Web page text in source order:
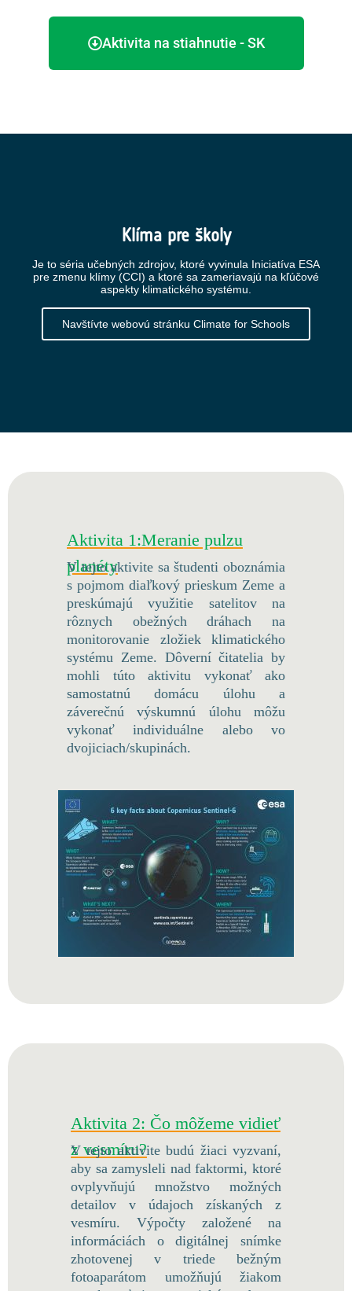
Aktivita na stiahnutie - SK
Klíma pre školy
Je to séria učebných zdrojov, ktoré vyvinula Iniciatíva ESA
pre zmenu klímy (CCI) a ktoré sa zameriavajú na kľúčové
aspekty klimatického systému.
Navštívte webovú stránku Climate for Schools
Aktivita 1:Meranie pulzu
planéty
V tejto aktivite sa študenti oboznámia
s pojmom diaľkový prieskum Zeme a
preskúmajú využitie satelitov na
rôznych obežných dráhach na
monitorovanie zložiek klimatického
systému Zeme. Dôverní čitatelia by
mohli túto aktivitu vykonať ako
samostatnú domácu úlohu a
záverečnú výskumnú úlohu môžu
vykonať individuálne alebo vo
dvojiciach/skupinách.
Aktivita 2: Čo môžeme vidieť
z vesmíru?
V tejto aktivite budú žiaci vyzvaní,
aby sa zamysleli nad faktormi, ktoré
ovplyvňujú množstvo možných
detailov v údajoch získaných z
vesmíru. Výpočty založené na
informáciách o digitálnej snímke
zhotovenej v triede bežným
fotoaparátom umožňujú žiakom